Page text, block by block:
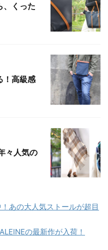
、くった
！高級感
々人気の
あの大人気ストールが超目
の最新作が入荷！